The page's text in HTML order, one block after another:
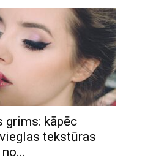
kāpēc
tekstūras